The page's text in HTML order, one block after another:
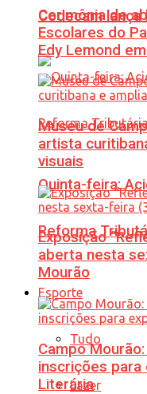
Codecam
Quinta-feira:
Reforma
Esporte
Tudo
Lazer
Cerimônia de
Escolares do
Edy Lemond
Museu de
artista
visuais
Exposição
aberta nesta
Mourão
Campo
inscrições para
Literária